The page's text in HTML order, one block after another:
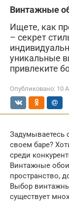
Винтажные
Ищете, как
– секрет
уникальные
привлеките
Опубликовано: 10
Задумываетесь
своем баре?
среди
Винтажные
пространство,
Выбор
существует